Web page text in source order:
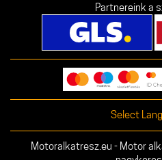
Partnereink a
Select
Motoralkatresz.eu - Motor